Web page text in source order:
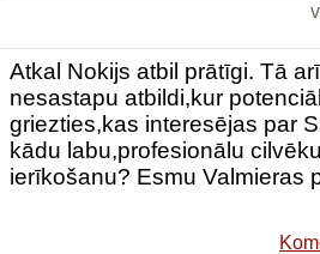
Atkal Nokijs atbil prātīgi. Tā
nesastapu atbildi,kur
griezties,kas interesējas par
kādu labu,profesionālu
ierīkošanu? Esmu Valmieras